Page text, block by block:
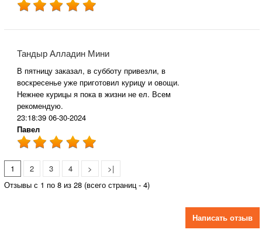
Тандыр Алладин Мини
В пятницу заказал, в субботу привезли, в
воскресенье уже приготовил курицу и овощи.
Нежнее курицы я пока в жизни не ел. Всем
рекомендую.
23:18:39 06-30-2024
Павел
1 2 3 4 >
>|
Отзывы с 1 по 8 из 28 (всего страниц - 4)
Написать отзыв